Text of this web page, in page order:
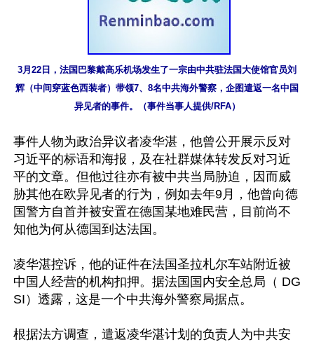
3月22日，法国巴黎戴高乐机场发生了一宗由中共驻法国大使馆官员刘
辉（中间穿蓝色西装者）带领7、8名中共海外警察，企图遣返一名中国
异见者的事件。（事件当事人提供/RFA）
事件人物为政治异议者凌华湛，他曾公开展示反对
习近平的标语和海报，及在社群媒体转发反对习近
平的文章。但他过往亦有被中共当局胁迫，因而威
胁其他在欧异见者的行为，例如去年9月，他曾向德
国警方自首并被安置在德国某地难民营，目前尚不
知他为何从德国到达法国。
凌华湛控诉，他的证件在法国圣拉札尔车站附近被
中国人经营的机构扣押。据法国国内安全总局（ DG
SI）透露，这是一个中共海外警察局据点。
根据法方调查，遣返凌华湛计划的负责人为中共安